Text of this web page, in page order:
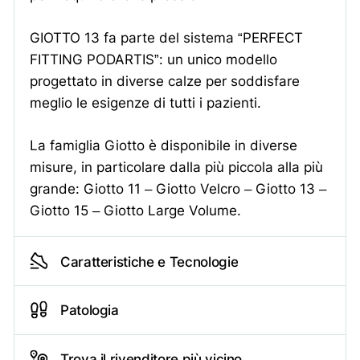
GIOTTO 13 fa parte del sistema “PERFECT
FITTING PODARTIS”: un unico modello
progettato in diverse calze per soddisfare
meglio le esigenze di tutti i pazienti.
La famiglia Giotto è disponibile in diverse
misure, in particolare dalla più piccola alla più
grande: Giotto 11 – Giotto Velcro – Giotto 13 –
Giotto 15 – Giotto Large Volume.
Caratteristiche e Tecnologie
Patologia
Il piede si presenta come una
delle sedi più interessate dalle
malattie reumatiche, come
l’artrite reumatoide (AR), che
articolazioni, e l’artrosi,
caratterizzata da deterioramento
della cartilagine in conseguenza
a sovraccarico funzionale, traumi
pregressi, disallineamenti
Alluce rigido
carico dell’articolazione
tra la testa del primo osso
metatarsale e la base della